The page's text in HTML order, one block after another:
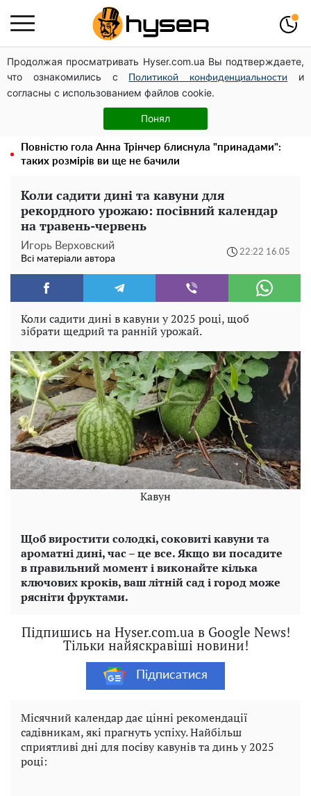
Продолжая просматривать Hyser.com.ua Вы подтверждаете,
что ознакомились с
Политикой конфиденциальности
и
согласны с использованием файлов cookie.
Понял
Чи може Поштова площа стати головною точкою
входу до історичного Києва
Павло Прудніков та його дивовижна кар'єра від актора
у російському театрі до номінанта у керівники
Федерації профспілок
Повністю гола Анна Трінчер блиснула "принадами":
таких розмірів ви ще не бачили
Коли садити дині та кавуни для
рекордного урожаю: посівний календар
на травень-червень
Игорь Верховский
Всі матеріали автора
22:22 16.05
Коли садити дині в кавуни у 2025 році, щоб
зібрати щедрий та ранній урожай.
Кавун
Щоб виростити солодкі, соковиті кавуни та
ароматні дині, час – це все. Якщо ви посадите
в правильний момент і виконайте кілька
ключових кроків, ваш літній сад і город може
рясніти фруктами.
Підпишись на Hyser.com.ua в Google News!
Тільки найяскравіші новини!
Підписатися
Місячний календар дає цінні рекомендації
садівникам, які прагнуть успіху. Найбільш
сприятливі дні для посіву кавунів та динь у 2025
році: